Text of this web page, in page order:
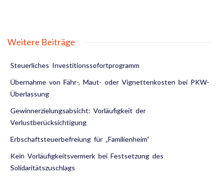
Weitere Beiträge
Steuerliches Investitionssofortprogramm
Übernahme von Fähr-, Maut- oder Vignettenkosten bei PKW-
Überlassung
Gewinnerzielungsabsicht: Vorläufigkeit der
Verlustberücksichtigung
Erbschaftsteuerbefreiung für „Familienheim“
Kein Vorläufigkeitsvermerk bei Festsetzung des
Solidaritätszuschlags